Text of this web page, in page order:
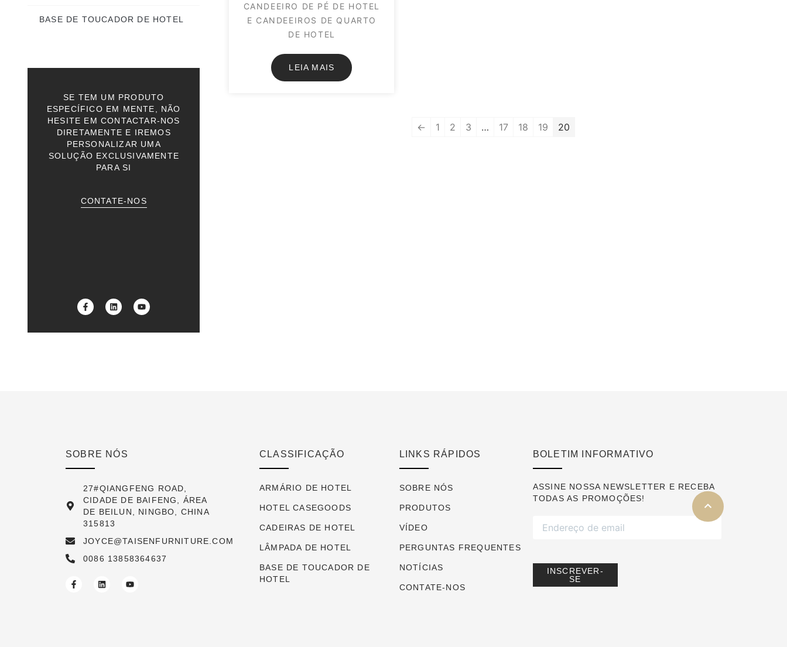
BASE DE TOUCADOR DE HOTEL
SE TEM UM PRODUTO
ESPECÍFICO EM MENTE, NÃO
HESITE EM CONTACTAR-NOS
DIRETAMENTE E IREMOS
PERSONALIZAR UMA
SOLUÇÃO EXCLUSIVAMENTE
PARA SI
CONTATE-NOS
CANDEEIRO DE PÉ DE HOTEL
E CANDEEIROS DE QUARTO
DE HOTEL
LEIA MAIS
← 1 2 3 … 17 18 19 20
SOBRE NÓS
27#QIANGFENG ROAD,
CIDADE DE BAIFENG, ÁREA
DE BEILUN, NINGBO, CHINA
315813
JOYCE@TAISENFURNITURE.COM
0086 13858364637
CLASSIFICAÇÃO
ARMÁRIO DE HOTEL
HOTEL CASEGOODS
CADEIRAS DE HOTEL
LÂMPADA DE HOTEL
BASE DE TOUCADOR DE
HOTEL
LINKS RÁPIDOS
SOBRE NÓS
PRODUTOS
VÍDEO
PERGUNTAS FREQUENTES
NOTÍCIAS
CONTATE-NOS
BOLETIM INFORMATIVO
ASSINE NOSSA NEWSLETTER E RECEBA
TODAS AS PROMOÇÕES!
INSCREVER-
SE